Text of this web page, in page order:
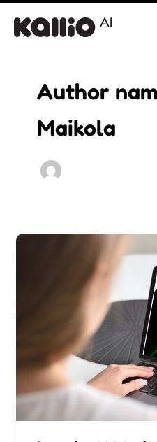
Siirry
sisältöön
Author
Maikola